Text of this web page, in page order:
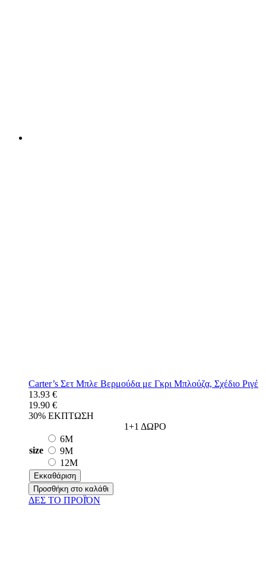
Carter’s Σετ Μπλε Βερμούδα με Γκρι Μπλούζα, Σχέδιο Ριγέ
13.93 €
19.90 €
30% ΕΚΠΤΩΣΗ
1+1 ΔΩΡΟ
size
6M
9M
12M
Εκκαθάριση
Προσθήκη στο καλάθι
ΔΕΣ ΤO ΠΡΟΪΌΝ